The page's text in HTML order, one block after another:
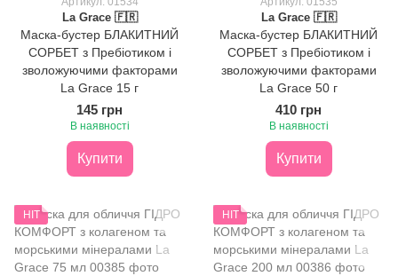
La Grace 🇫🇷
Маска-бустер БЛАКИТНИЙ
СОРБЕТ з Пребіотиком і
зволожуючими факторами
La Grace 15 г
145 грн
В наявності
Купити
La Grace 🇫🇷
Маска-бустер БЛАКИТНИЙ
СОРБЕТ з Пребіотиком і
зволожуючими факторами
La Grace 50 г
410 грн
В наявності
Купити
HIT HIT